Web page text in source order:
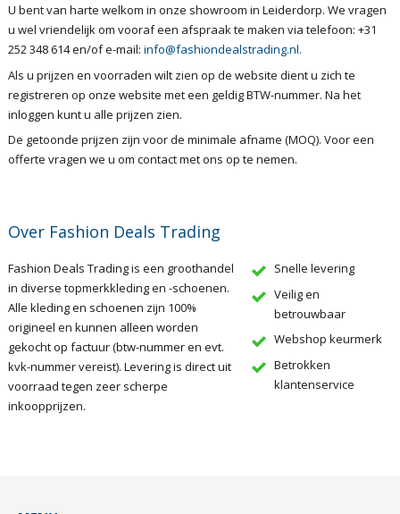
U bent van harte welkom in onze showroom in Leiderdorp. We vragen
u wel vriendelijk om vooraf een afspraak te maken via telefoon: +31
252 348 614 en/of e-mail: info@fashiondealstrading.nl.
Als u prijzen en voorraden wilt zien op de website dient u zich te
registreren op onze website met een geldig BTW-nummer. Na het
inloggen kunt u alle prijzen zien.
De getoonde prijzen zijn voor de minimale afname (MOQ). Voor een
offerte vragen we u om contact met ons op te nemen.
Over Fashion Deals Trading
Fashion Deals Trading is een groothandel
in diverse topmerkkleding en -schoenen.
Alle kleding en schoenen zijn 100%
origineel en kunnen alleen worden
gekocht op factuur (btw-nummer en evt.
kvk-nummer vereist). Levering is direct uit
voorraad tegen zeer scherpe
inkoopprijzen.
Snelle levering
Veilig en
betrouwbaar
Webshop keurmerk
Betrokken
klantenservice